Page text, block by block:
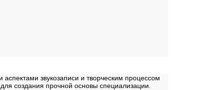
звукозаписи и творческим процессом
создания прочной основы специализации.